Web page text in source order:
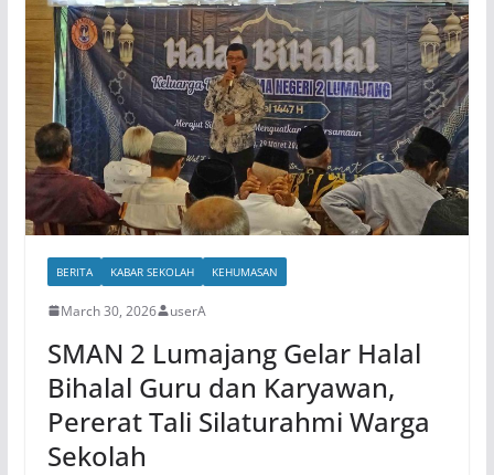
BERITA KABAR SEKOLAH KEHUMASAN
March 30, 2026 userA
SMAN 2 Lumajang Gelar Halal
Bihalal Guru dan Karyawan,
Pererat Tali Silaturahmi Warga
Sekolah